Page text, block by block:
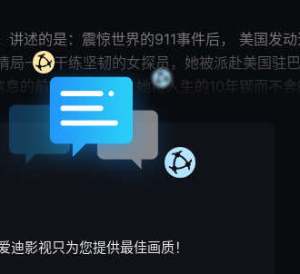
述的是：震惊世界的911事件后， 美国发
一位干练坚韧的女探员，她被派赴美国驻
的前提高于一切。她将人生的10年锲而不
回报——2011年5月1日，美国海豹突击队根
来规模最...
 展开
迪影视只为您提供最佳画质！